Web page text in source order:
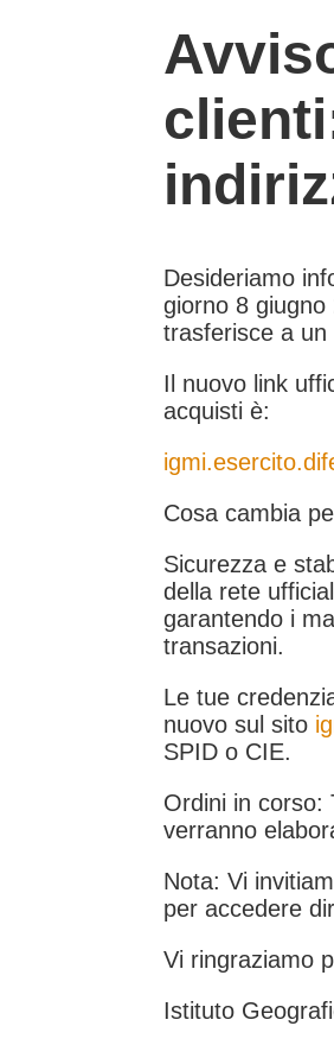
Desideriamo
giorno 8
trasferisce a un
Il nuovo link
acquisti è:
Cosa cambia
Sicurezza e
della rete
garantendo i
transazioni.
Le tue
nuovo sul sito
SPID o CIE.
Ordini in corso:
verranno
Nota: Vi
per accedere
Vi ringraziamo
Istituto